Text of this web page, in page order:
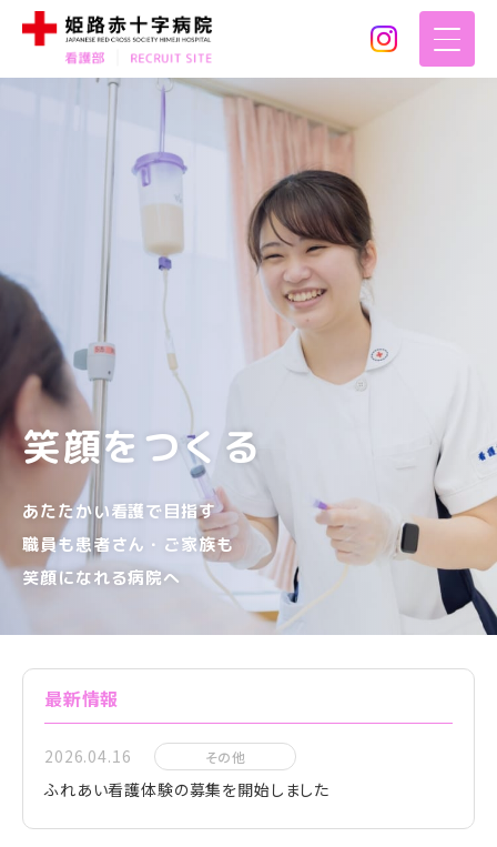
笑顔をつくる
あたたかい看護で目指す
職員も患者さん・ご家族も
笑顔になれる病院へ
最新情報
2026.04.16 その他
ふれあい看護体験の募集を開始しました